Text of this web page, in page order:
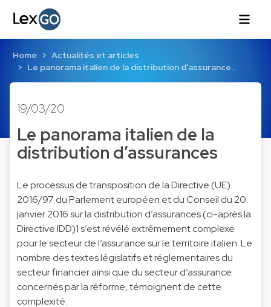
Home
Actualités et articles
Le panorama italien de la distribution d’assurance…
19/03/20
Le panorama italien de la
distribution d’assurances
Le processus de transposition de la Directive (UE)
2016/97 du Parlement européen et du Conseil du 20
janvier 2016 sur la distribution d’assurances (ci-après la
Directive IDD)1 s’est révélé extrêmement complexe
pour le secteur de l’assurance sur le territoire italien. Le
nombre des textes législatifs et réglementaires du
secteur financier ainsi que du secteur d’assurance
concernés par la réforme, témoignent de cette
complexité.